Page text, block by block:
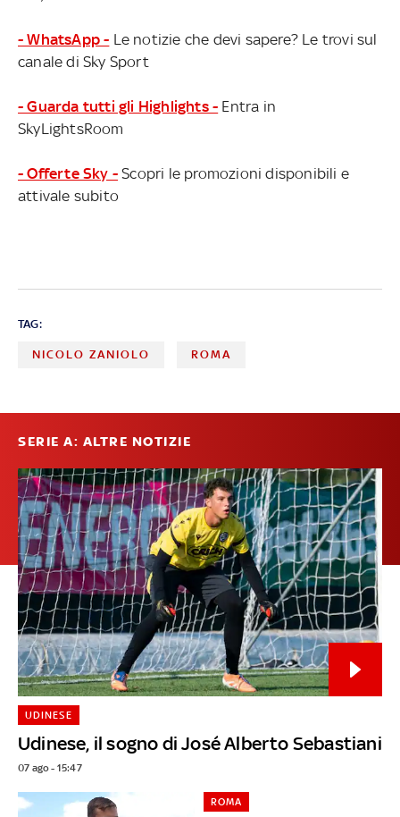
- WhatsApp - Le notizie che devi sapere? Le trovi sul
canale di Sky Sport
- Guarda tutti gli Highlights - Entra in
SkyLightsRoom
- Offerte Sky - Scopri le promozioni disponibili e
attivale subito
TAG:
NICOLO ZANIOLO ROMA
SERIE A: ALTRE NOTIZIE
Udinese, il sogno di José Alberto Sebastiani
UDINESE
07 ago - 15:47
ROMA